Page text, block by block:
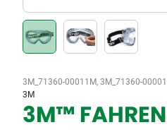
3M_71360-00011M, 3M_71360-
3M
3M™